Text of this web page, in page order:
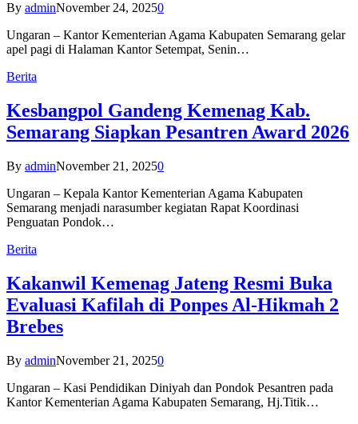
By adminNovember 24, 20250
Ungaran – Kantor Kementerian Agama Kabupaten Semarang gelar
apel pagi di Halaman Kantor Setempat, Senin…
Berita
Kesbangpol Gandeng Kemenag Kab.
Semarang Siapkan Pesantren Award 2026
By adminNovember 21, 20250
Ungaran – Kepala Kantor Kementerian Agama Kabupaten
Semarang menjadi narasumber kegiatan Rapat Koordinasi
Penguatan Pondok…
Berita
Kakanwil Kemenag Jateng Resmi Buka
Evaluasi Kafilah di Ponpes Al-Hikmah 2
Brebes
By adminNovember 21, 20250
Ungaran – Kasi Pendidikan Diniyah dan Pondok Pesantren pada
Kantor Kementerian Agama Kabupaten Semarang, Hj.Titik…